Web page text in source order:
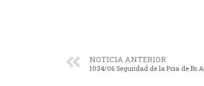
NOTICIA ANTERIOR
1034/06 Seguridad de la Pcia de Bs